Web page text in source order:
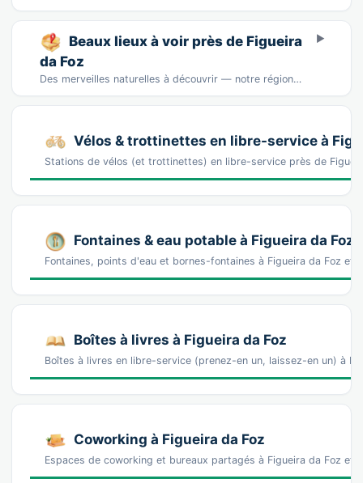
Beaux lieux à voir près de Figueira
da Foz
Des merveilles naturelles à découvrir — notre région regorge de trésors.🏖️Praia da Clarid…
Vélos & trottinettes en libre-service à
Stations de vélos (et trottinettes) en libre-service près de
Fontaines & eau potable à Figueira da Foz
Fontaines, points d'eau et bornes-fontaines à Figueira da Foz
Boîtes à livres à Figueira da Foz
Boîtes à livres en libre-service (prenez-en un, laissez-en un) à
Coworking à Figueira da Foz
Espaces de coworking et bureaux partagés à Figueira da Foz